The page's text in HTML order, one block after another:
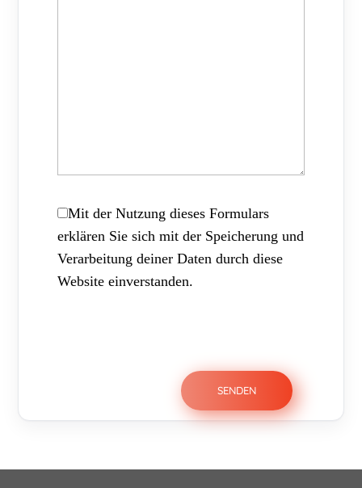
Mit der Nutzung dieses Formulars
erklären Sie sich mit der Speicherung und
Verarbeitung deiner Daten durch diese
Website einverstanden.